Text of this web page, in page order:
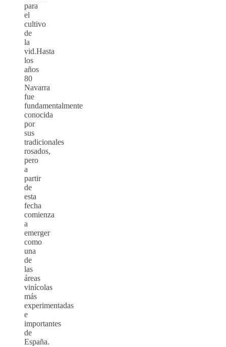
para
el
cultivo
de
la
vid.Hasta
los
años
80
Navarra
fue
fundamentalmente
conocida
por
sus
tradicionales
rosados,
pero
a
partir
de
esta
fecha
comienza
a
emerger
como
una
de
las
áreas
vinícolas
más
experimentadas
e
importantes
de
España.